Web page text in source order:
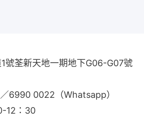
號荃新天地一期地下G06-G07號
6990 0022（Whatsapp）
12：30